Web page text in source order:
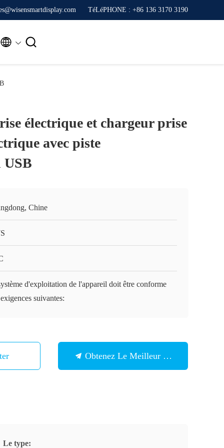
TéLéPHONE : +86 136 3170 3190
 
électrique et chargeur prise
avec piste
Chine
d'exploitation de l'appareil doit être conforme
suivantes:
Obtenez Le Meilleur Prix
Le type: